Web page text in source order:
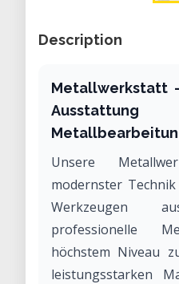
Description
Metallwerkstatt
Unsere
modernster
Werkzeugen
professionelle
höchstem Niveau
leistungsstarken